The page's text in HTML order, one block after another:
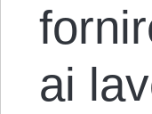
ai